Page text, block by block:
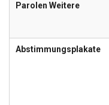
Parolen Weitere
Abstimmungsplakate